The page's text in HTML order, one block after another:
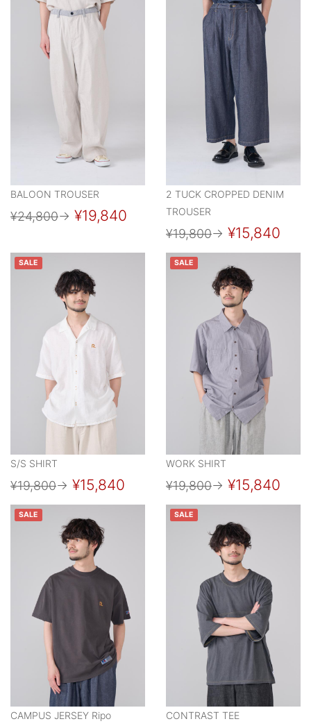
BALOON TROUSER
¥24,800→ ¥19,840
2 TUCK CROPPED DENIM
TROUSER
¥19,800→ ¥15,840
SALE
S/S SHIRT
¥19,800→ ¥15,840
SALE
WORK SHIRT
¥19,800→ ¥15,840
SALE
CAMPUS JERSEY Ripo
SALE
CONTRAST TEE